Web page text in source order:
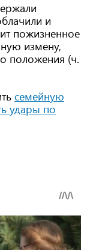
и
пожизненное
измену,
положения (ч.
семейную
удары по